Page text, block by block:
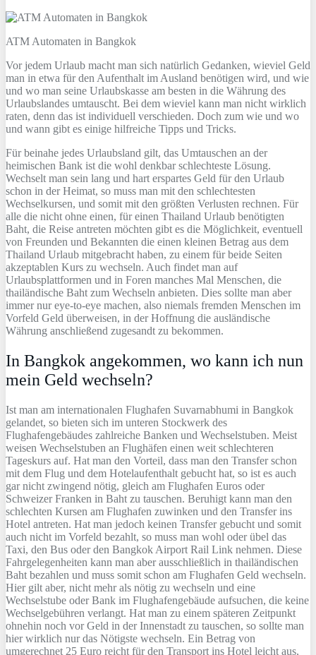
ATM Automaten in Bangkok
Vor jedem Urlaub macht man sich natürlich Gedanken, wieviel Geld
man in etwa für den Aufenthalt im Ausland benötigen wird, und wie
und wo man seine Urlaubskasse am besten in die Währung des
Urlaubslandes umtauscht. Bei dem wieviel kann man nicht wirklich
raten, denn das ist individuell verschieden. Doch zum wie und wo
und wann gibt es einige hilfreiche Tipps und Tricks.
Für beinahe jedes Urlaubsland gilt, das Umtauschen an der
heimischen Bank ist die wohl denkbar schlechteste Lösung.
Wechselt man sein lang und hart erspartes Geld für den Urlaub
schon in der Heimat, so muss man mit den schlechtesten
Wechselkursen, und somit mit den größten Verlusten rechnen. Für
alle die nicht ohne einen, für einen Thailand Urlaub benötigten
Baht, die Reise antreten möchten gibt es die Möglichkeit, eventuell
von Freunden und Bekannten die einen kleinen Betrag aus dem
Thailand Urlaub mitgebracht haben, zu einem für beide Seiten
akzeptablen Kurs zu wechseln. Auch findet man auf
Urlaubsplattformen und in Foren manches Mal Menschen, die
thailändische Baht zum Wechseln anbieten. Dies sollte man aber
immer nur eye-to-eye machen, also niemals fremden Menschen im
Vorfeld Geld überweisen, in der Hoffnung die ausländische
Währung anschließend zugesandt zu bekommen.
In Bangkok angekommen, wo kann ich nun
mein Geld wechseln?
Ist man am internationalen Flughafen Suvarnabhumi in Bangkok
gelandet, so bieten sich im unteren Stockwerk des
Flughafengebäudes zahlreiche Banken und Wechselstuben. Meist
weisen Wechselstuben an Flughäfen einen weit schlechteren
Tageskurs auf. Hat man den Vorteil, dass man den Transfer schon
mit dem Flug und dem Hotelaufenthalt gebucht hat, so ist es auch
gar nicht zwingend nötig, gleich am Flughafen Euros oder
Schweizer Franken in Baht zu tauschen. Beruhigt kann man den
schlechten Kursen am Flughafen zuwinken und den Transfer ins
Hotel antreten. Hat man jedoch keinen Transfer gebucht und somit
auch nicht im Vorfeld bezahlt, so muss man wohl oder übel das
Taxi, den Bus oder den Bangkok Airport Rail Link nehmen. Diese
Fahrgelegenheiten kann man aber ausschließlich in thailändischen
Baht bezahlen und muss somit schon am Flughafen Geld wechseln.
Hier gilt aber, nicht mehr als nötig zu wechseln und eine
Wechselstube oder Bank im Flughafengebäude aufsuchen, die keine
Wechselgebühren verlangt. Hat man zu einem späteren Zeitpunkt
ohnehin noch vor Geld in der Innenstadt zu tauschen, so sollte man
hier wirklich nur das Nötigste wechseln. Ein Betrag von
umgerechnet 25 Euro reicht für den Transport ins Hotel leicht aus,